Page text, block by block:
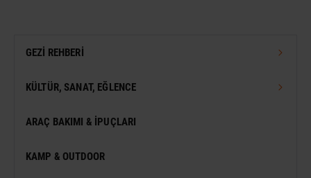
GEZI REHBERI
TÜRKIYE GEZI REHBERI
KÜLTÜR, SANAT, EĞLENCE
FESTIVAL
ARAÇ BAKIMI & İPUÇLARI
KAMP & OUTDOOR